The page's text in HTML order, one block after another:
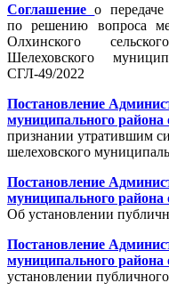
Cоглашение о
по решению вопроса
Олхинского
Шелеховского
СГЛ-49/2022
Постановление
муниципального района
признании утратившим
шелеховского
Постановление
муниципального района
Об установлении
Постановление
муниципального района
установлении